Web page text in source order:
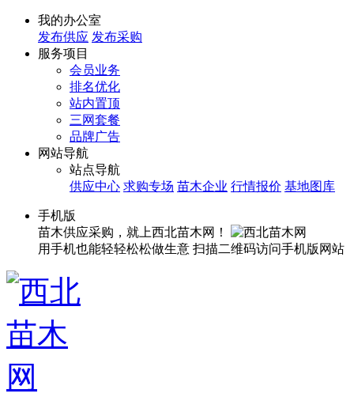
我的办公室
发布供应 发布采购
服务项目
会员业务
排名优化
站内置顶
三网套餐
品牌广告
网站导航
站点导航
供应中心 求购专场 苗木企业 行情报价 基地图库
手机版
苗木供应采购，就上西北苗木网！
用手机也能轻轻松松做生意 扫描二维码访问手机版网站